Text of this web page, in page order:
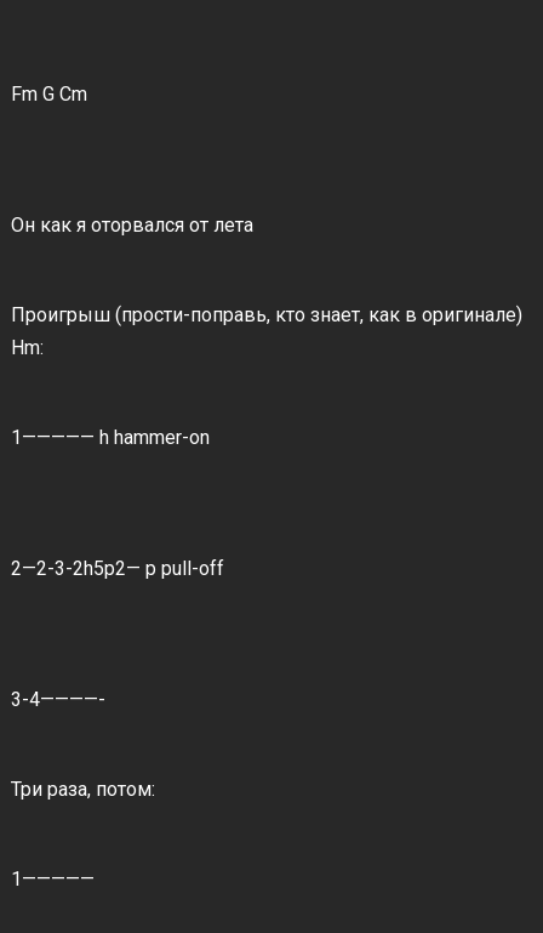
Fm G Cm
Он как я оторвался от лета
Проигрыш (прости-поправь, кто знает, как в оригинале)
Hm:
1————— h hammer-on
2—2-3-2h5p2— p pull-off
3-4————-
Три раза, потом:
1—————